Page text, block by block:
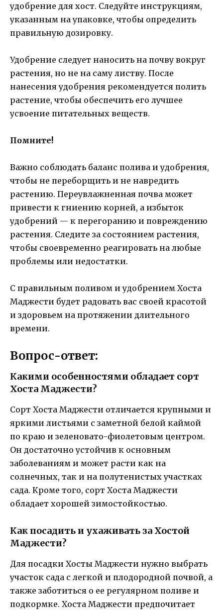
удобрение для хост. Следуйте инструкциям,
указанным на упаковке, чтобы определить
правильную дозировку.
Удобрение следует наносить на почву вокруг
растения, но не на саму листву. После
нанесения удобрения рекомендуется полить
растение, чтобы обеспечить его лучшее
усвоение питательных веществ.
Помните!
Важно соблюдать баланс полива и удобрения,
чтобы не переборщить и не навредить
растению. Переувлажненная почва может
привести к гниению корней, а избыток
удобрений — к перегоранию и повреждению
растения. Следите за состоянием растения,
чтобы своевременно реагировать на любые
проблемы или недостатки.
С правильным поливом и удобрением Хоста
Маджести будет радовать вас своей красотой
и здоровьем на протяжении длительного
времени.
Вопрос-ответ:
Какими особенностями обладает сорт
Хоста Маджести?
Сорт Хоста Маджести отличается крупными и
яркими листьями с заметной белой каймой
по краю и зеленовато-фиолетовым центром.
Он достаточно устойчив к основным
заболеваниям и может расти как на
солнечных, так и на полутенистых участках
сада. Кроме того, сорт Хоста Маджести
обладает хорошей зимостойкостью.
Как посадить и ухаживать за Хостой
Маджести?
Для посадки Хосты Маджести нужно выбрать
участок сада с легкой и плодородной почвой, а
также заботиться о ее регулярном поливе и
подкормке. Хоста Маджести предпочитает